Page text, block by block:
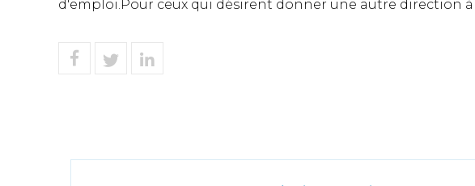
d'emploi.Pour ceux qui désirent donner une autre direction à